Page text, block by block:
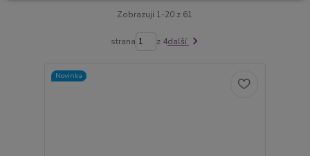
Zobrazuji 1-20 z 61
strana z 4další
Novinka